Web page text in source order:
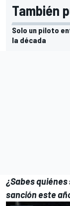
También
Solo un piloto
la década
¿Sabes
sanción este